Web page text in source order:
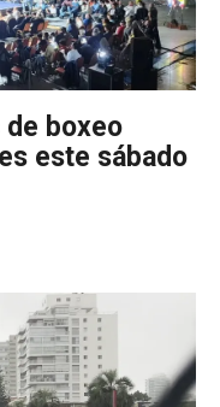
de boxeo
este sábado